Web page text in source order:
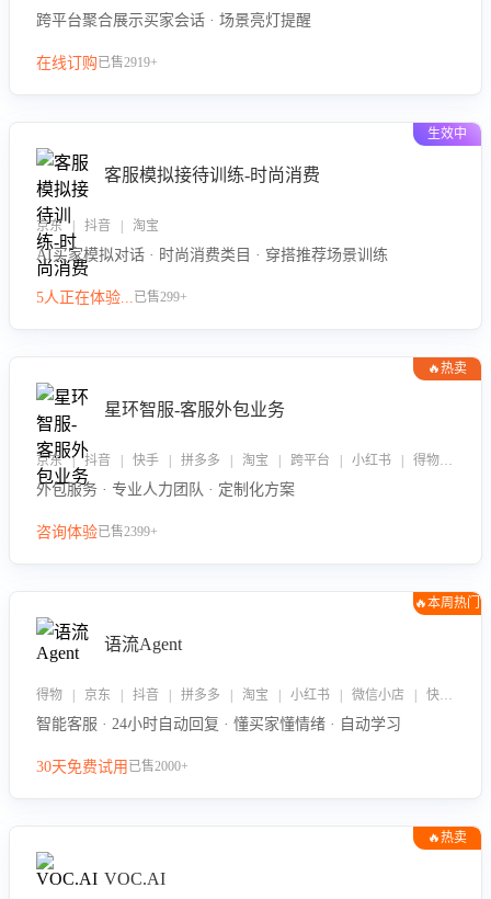
跨平台聚合展示买家会话 · 场景亮灯提醒
在线订购已售2919+
生效中
客服模拟接待训练-时尚消费
京东 | 抖音 | 淘宝
AI买家模拟对话 · 时尚消费类目 · 穿搭推荐场景训练
5人正在体验...已售299+
🔥热卖
星环智服-客服外包业务
京东 | 抖音 | 快手 | 拼多多 | 淘宝 | 跨平台 | 小红书 | 得物 | 企业微信
外包服务 · 专业人力团队 · 定制化方案
咨询体验已售2399+
🔥本周热门
语流Agent
得物 | 京东 | 抖音 | 拼多多 | 淘宝 | 小红书 | 微信小店 | 快手 | 唯品会
智能客服 · 24小时自动回复 · 懂买家懂情绪 · 自动学习
30天免费试用 已售2000+
🔥热卖
VOC.AI